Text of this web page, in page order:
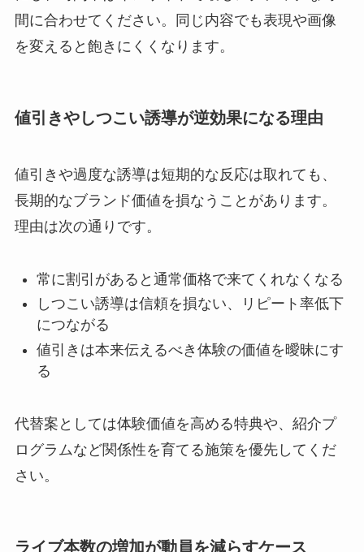
間に合わせてください。同じ内容でも表現や画像
を変えると飽きにくくなります。
値引きやしつこい誘導が逆効果になる理由
値引きや過度な誘導は短期的な反応は取れても、
長期的なブランド価値を損なうことがあります。
理由は次の通りです。
常に割引があると通常価格で来てくれなくなる
しつこい誘導は信頼を損ない、リピート率低下
につながる
値引きは本来伝えるべき体験の価値を曖昧にす
る
代替案としては体験価値を高める特典や、紹介プ
ログラムなど関係性を育てる施策を優先してくだ
さい。
ライブ本数の増加が動員を減らすケース